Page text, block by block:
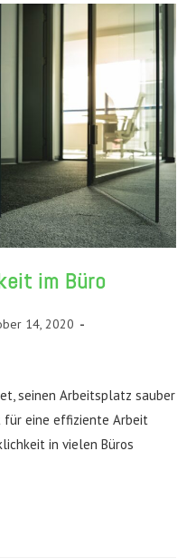
im Büro
14, 2020
seinen Arbeitsplatz sauber
für eine effiziente Arbeit
in vielen Büros